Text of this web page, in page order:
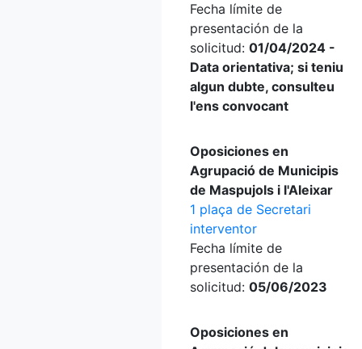
Fecha límite de
presentación de la
solicitud: 01/04/2024 -
Data orientativa; si teniu
algun dubte, consulteu
l'ens convocant
Oposiciones en
Agrupació de Municipis
de Maspujols i l'Aleixar
1 plaça de Secretari
interventor
Fecha límite de
presentación de la
solicitud: 05/06/2023
Oposiciones en